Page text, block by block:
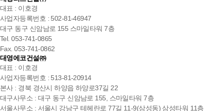
대표 : 이호경
사업자등록번호 : 502-81-46947
대구 동구 신암남로 155 스마일타워 7층
Tel. 053-741-0865
Fax. 053-741-0862
대영에코건설㈜
대표 : 이호경
사업자등록번호 : 513-81-20914
본사 : 경북 경산시 하양읍 하양로37길 22
대구사무소 : 대구 동구 신암남로 155, 스마일타워 7층
서울사무소 : 서울시 강남구 테헤란로 77길 11-9(삼성동) 삼성타워 11층